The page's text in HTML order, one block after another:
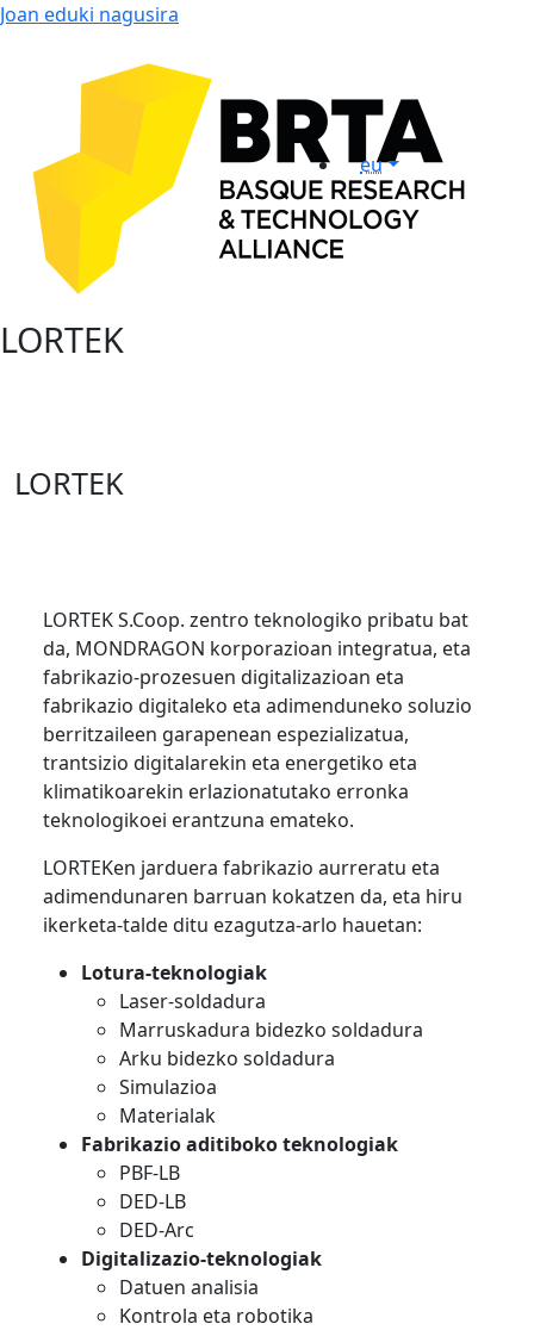
Joan eduki nagusira
eu
LORTEK
LORTEK
LORTEK S.Coop. zentro teknologiko pribatu bat
da, MONDRAGON korporazioan integratua, eta
fabrikazio-prozesuen digitalizazioan eta
fabrikazio digitaleko eta adimenduneko soluzio
berritzaileen garapenean espezializatua,
trantsizio digitalarekin eta energetiko eta
klimatikoarekin erlazionatutako erronka
teknologikoei erantzuna emateko.
LORTEKen jarduera fabrikazio aurreratu eta
adimendunaren barruan kokatzen da, eta hiru
ikerketa-talde ditu ezagutza-arlo hauetan:
Lotura-teknologiak
Laser-soldadura
Marruskadura bidezko soldadura
Arku bidezko soldadura
Simulazioa
Materialak
Fabrikazio aditiboko teknologiak
PBF-LB
DED-LB
DED-Arc
Digitalizazio-teknologiak
Datuen analisia
Kontrola eta robotika